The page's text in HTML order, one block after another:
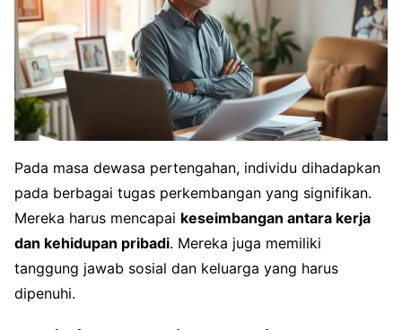
Pada masa dewasa pertengahan, individu dihadapkan
pada berbagai tugas perkembangan yang signifikan.
Mereka harus mencapai keseimbangan antara kerja
dan kehidupan pribadi. Mereka juga memiliki
tanggung jawab sosial dan keluarga yang harus
dipenuhi.